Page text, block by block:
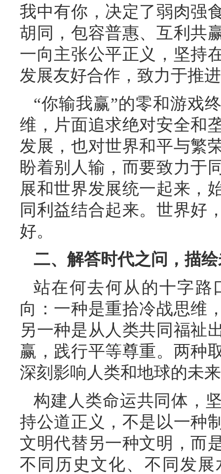
我中有你，决定了弱肉强
胡同，包容普惠、互利共
一向主张公平正义，坚持
发展友好合作，致力于推
“你输我赢”的零和游戏
维，片面追求绝对安全和
发展，也对世界和平与繁
盼着别人输，而要致力于
展和世界发展统一起来，
同利益结合起来。世界好
好。
二、解答时代之问，描
站在何去何从的十字路
向：一种是重拾冷战思维
另一种是从人类共同福祉
赢，践行平等尊重。两种
深刻影响人类和地球的未
构建人类命运共同体，
持公道正义，不是以一种
文明代替另一种文明，而
不同历史文化、不同发